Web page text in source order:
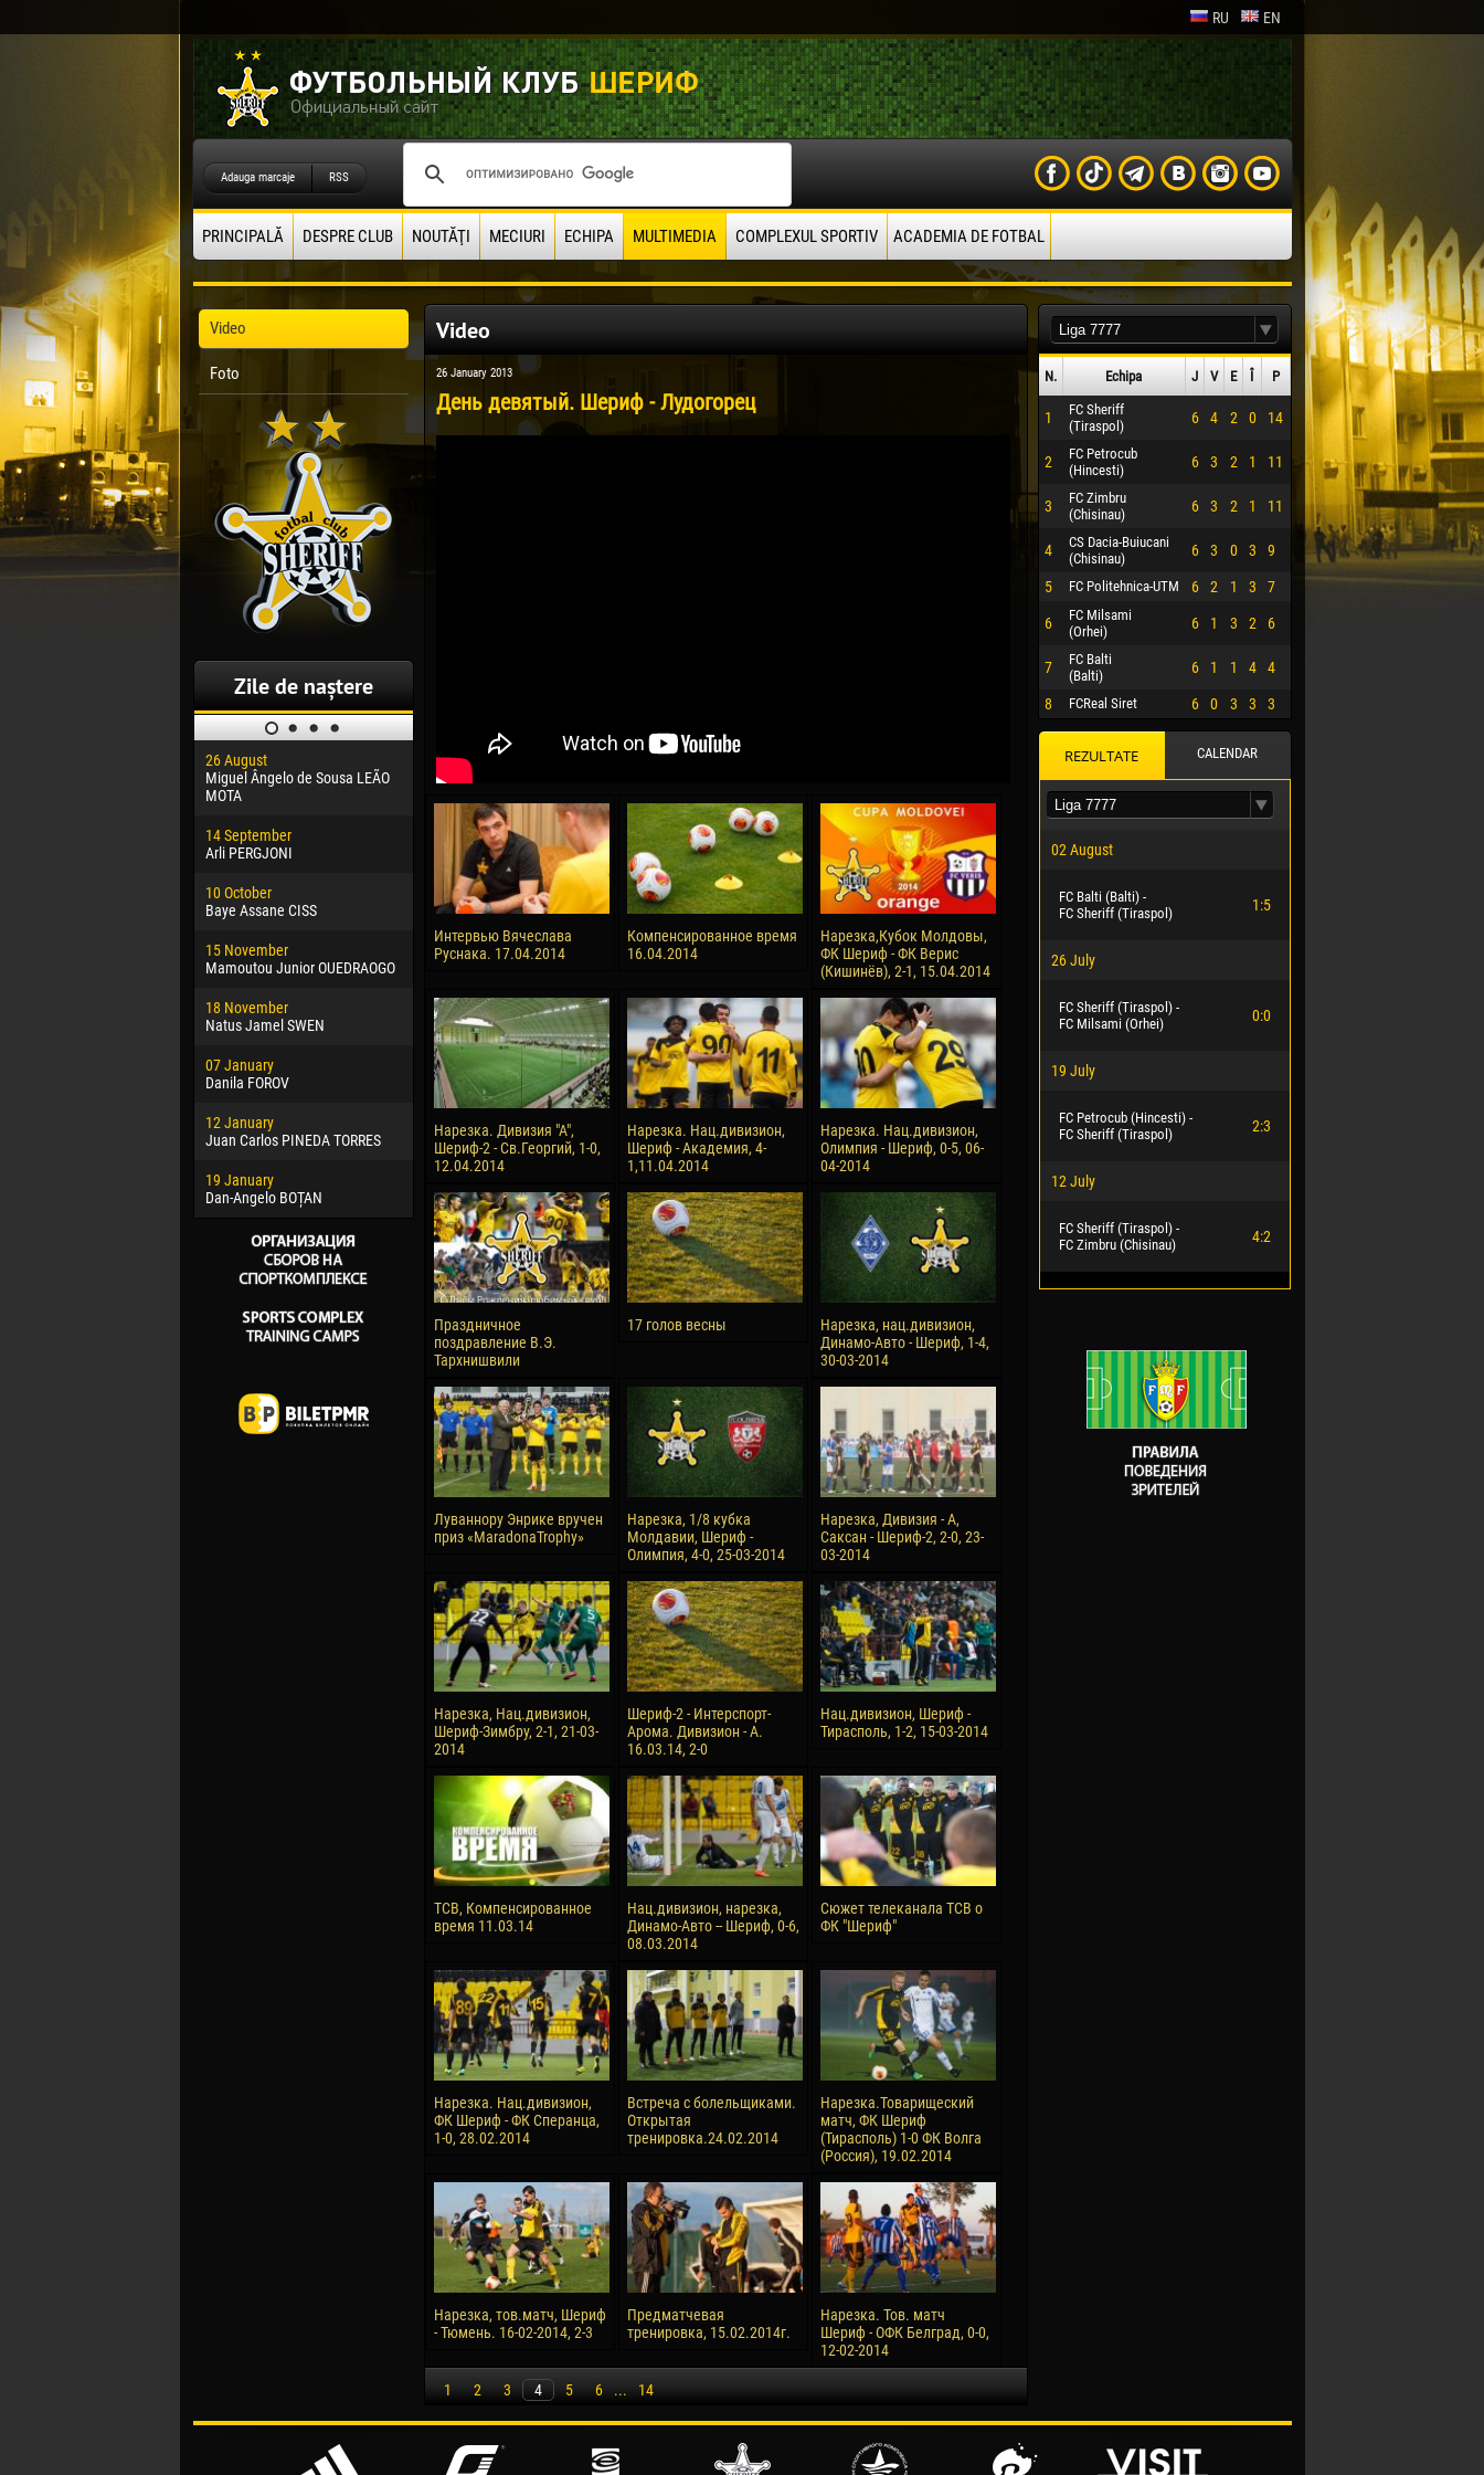
RU EN
Adauga marcaje RSS
PRINCIPALĂ DESPRE CLUB NOUTĂŢI MECIURI ECHIPA MULTIMEDIA COMPLEXUL SPORTIV ACADEMIA DE FOTBAL
Video
Foto
Zile de naștere
26 August
Miguel Ângelo de Sousa LEÃO
MOTA
14 September
Arli PERGJONI
10 October
Baye Assane CISS
15 November
Mamoutou Junior OUEDRAOGO
18 November
Natus Jamel SWEN
07 January
Danila FOROV
12 January
Juan Carlos PINEDA TORRES
19 January
Dan-Angelo BOȚAN
30 January
Dhoraso Moreo KLAS
24 February
Vladislav COSTIN
02 March
Veaceslav COZMA
09 March
Emmanuel AFETSE
Jayder Moreno ASPRILLA
22 March
Samba KONÉ
26 March
Vitor Hugo Morais de OLIVEIRA
28 March
04 May
13 May
Renat JOSAN
24 May
Nicolaе CEBOTARI
15 June
Konan Jaures-Ulrich LOUKOU
Victor CIUMAȘU
28 June
Soumaila MAGASSOUBA
10 July
Bourama FOMBA
15 July
Jair Ameth MODELO HERRERA
21 July
Emil TIMBUR
24 July
Mihail COROTCOV
27 July
Vladimir FRATEA
Video
26 January 2013
День девятый. Шериф - Лудогорец
Интервью Вячеслава
Руснака. 17.04.2014
Компенсированное время
16.04.2014
Нарезка,Кубок Молдовы,
ФК Шериф - ФК Верис
(Кишинёв), 2-1, 15.04.2014
Нарезка. Дивизия "А",
Шериф-2 - Св.Георгий, 1-0,
12.04.2014
Нарезка. Нац.дивизион,
Шериф - Академия, 4-
1,11.04.2014
Нарезка. Нац.дивизион,
Олимпия - Шериф, 0-5, 06-
04-2014
Праздничное
поздравление В.Э.
Тархнишвили
17 голов весны
Нарезка, нац.дивизион,
Динамо-Авто - Шериф, 1-4,
30-03-2014
Луваннору Энрике вручен
приз «MaradonaTrophy»
Нарезка, 1/8 кубка
Молдавии, Шериф -
Олимпия, 4-0, 25-03-2014
Нарезка, Дивизия - А,
Саксан - Шериф-2, 2-0, 23-
03-2014
Нарезка, Нац.дивизион,
Шериф-Зимбру, 2-1, 21-03-
2014
Шериф-2 - Интерспорт-
Арома. Дивизион - А.
16.03.14, 2-0
Нац.дивизион, Шериф -
Тирасполь, 1-2, 15-03-2014
ТСВ, Компенсированное
время 11.03.14
Нац.дивизион, нарезка,
Динамо-Авто -- Шериф, 0-6,
08.03.2014
Сюжет телеканала ТСВ о
ФК "Шериф"
Нарезка. Нац.дивизион,
ФК Шериф - ФК Сперанца,
1-0, 28.02.2014
Встреча с болельщиками.
Открытая
тренировка.24.02.2014
Нарезка.Товарищеский
матч, ФК Шериф
(Тирасполь) 1-0 ФК Волга
(Россия), 19.02.2014
Нарезка, тов.матч, Шериф
- Тюмень. 16-02-2014, 2-3
Предматчевая
тренировка, 15.02.2014г.
Нарезка. Тов. матч
Шериф - ОФК Белград, 0-0,
12-02-2014
1 2 3 4 5 6 ... 14
N. Echipa J V E Î P
1
FC Sheriff
(Tiraspol)
6 4 2 0 14
2
FC Petrocub
(Hincesti)
6 3 2 1 11
3
FC Zimbru
(Chisinau)
6 3 2 1 11
4
CS Dacia-Buiucani
(Chisinau)
6 3 0 3 9
5 FC Politehnica-UTM 6 2 1 3 7
6
FC Milsami
(Orhei)
6 1 3 2 6
7
FC Balti
(Balti)
6 1 1 4 4
8 FCReal Siret 6 0 3 3 3
REZULTATE CALENDAR
02 August
FC Balti (Balti) -
FC Sheriff (Tiraspol)
1:5
26 July
FC Sheriff (Tiraspol) -
FC Milsami (Orhei)
0:0
19 July
FC Petrocub (Hincesti) -
FC Sheriff (Tiraspol)
2:3
12 July
FC Sheriff (Tiraspol) -
FC Zimbru (Chisinau)
4:2